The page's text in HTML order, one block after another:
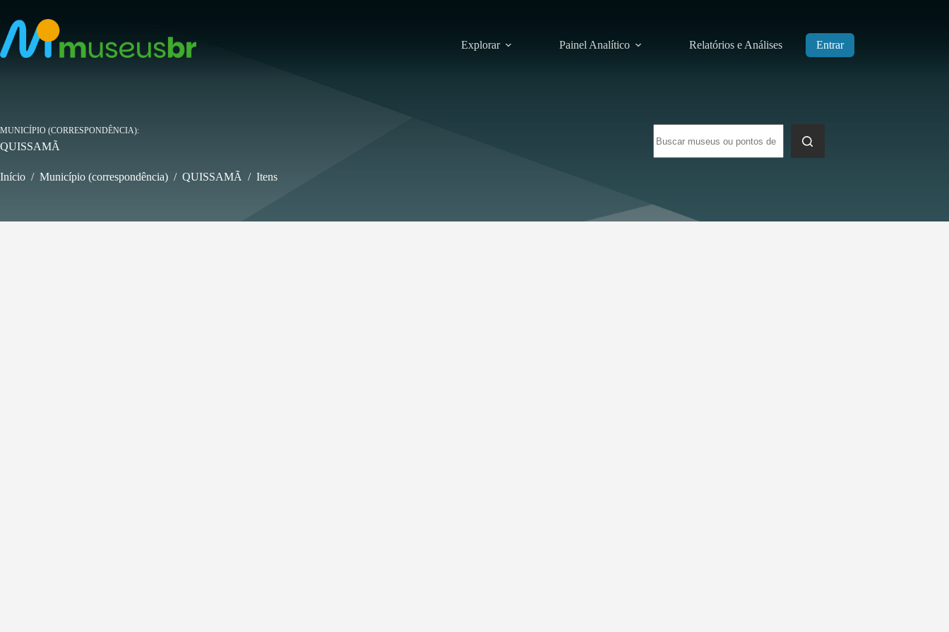
para
conteúdo
Explorar Painel Analítico Relatórios e Análises Entrar
resultados
MUNICÍPIO (CORRESPONDÊNCIA)
QUISSAMÃ
Início / Município (correspondência) / QUISSAMÃ / Itens